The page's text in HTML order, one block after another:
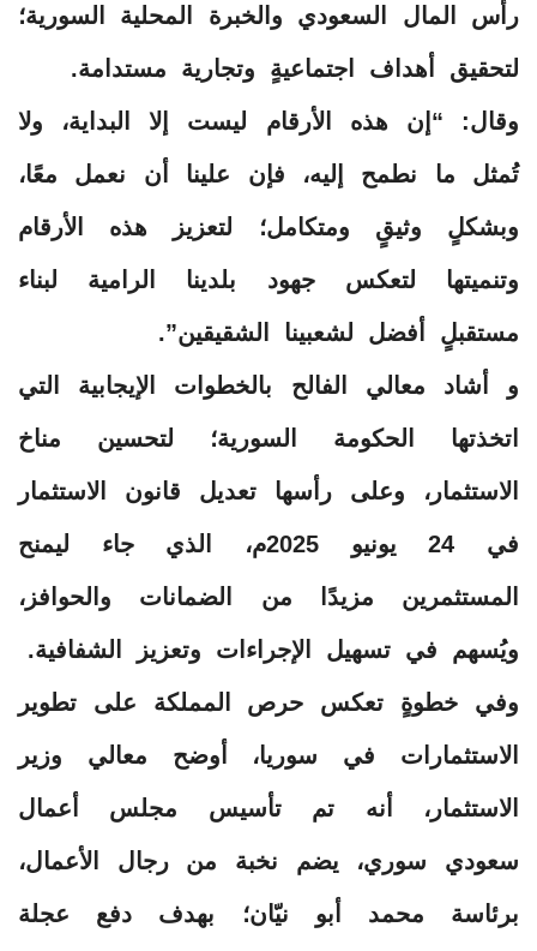
رأس المال السعودي والخبرة المحلية السورية؛
لتحقيق أهداف اجتماعيةٍ وتجارية مستدامة.
وقال: “إن هذه الأرقام ليست إلا البداية، ولا
تُمثل ما نطمح إليه، فإن علينا أن نعمل معًا،
وبشكلٍ وثيقٍ ومتكامل؛ لتعزيز هذه الأرقام
وتنميتها لتعكس جهود بلدينا الرامية لبناء
مستقبلٍ أفضل لشعبينا الشقيقين”.
و أشاد معالي الفالح بالخطوات الإيجابية التي
اتخذتها الحكومة السورية؛ لتحسين مناخ
الاستثمار، وعلى رأسها تعديل قانون الاستثمار
في 24 يونيو 2025م، الذي جاء ليمنح
المستثمرين مزيدًا من الضمانات والحوافز،
ويُسهم في تسهيل الإجراءات وتعزيز الشفافية.
وفي خطوةٍ تعكس حرص المملكة على تطوير
الاستثمارات في سوريا، أوضح معالي وزير
الاستثمار، أنه تم تأسيس مجلس أعمال
سعودي سوري، يضم نخبة من رجال الأعمال،
برئاسة محمد أبو نيّان؛ بهدف دفع عجلة